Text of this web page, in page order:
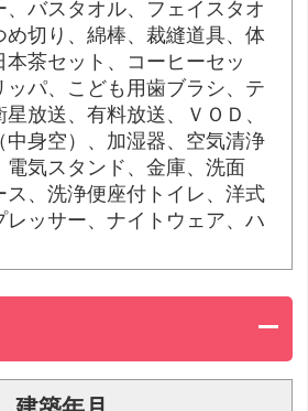
、バスタオル、フェイスタオ
め切り、綿棒、裁縫道具、体
茶セット、コーヒーセッ
ッパ、こども用歯ブラシ、テ
放送、有料放送、ＶＯＤ、
中身空）、加湿器、空気清浄
気スタンド、金庫、洗面
ス、洗浄便座付トイレ、洋式
レッサー、ナイトウェア、ハ